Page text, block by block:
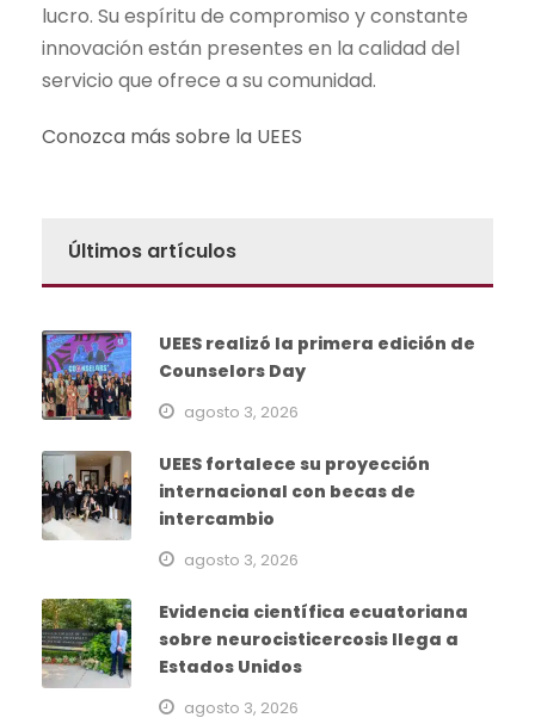
lucro. Su espíritu de compromiso y constante
innovación están presentes en la calidad del
servicio que ofrece a su comunidad.
Conozca más sobre la UEES
Últimos artículos
UEES realizó la primera edición de
Counselors Day
agosto 3, 2026
UEES fortalece su proyección
internacional con becas de
intercambio
agosto 3, 2026
Evidencia científica ecuatoriana
sobre neurocisticercosis llega a
Estados Unidos
agosto 3, 2026